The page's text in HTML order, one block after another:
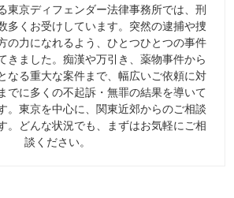
東京ディフェンダー法律事務所では、刑
多くお受けしています。突然の逮捕や捜
の力になれるよう、ひとつひとつの事件
きました。痴漢や万引き、薬物事件から
なる重大な案件まで、幅広いご依頼に対
でに多くの不起訴・無罪の結果を導いて
。東京を中心に、関東近郊からのご相談
。どんな状況でも、まずはお気軽にご相
談ください。